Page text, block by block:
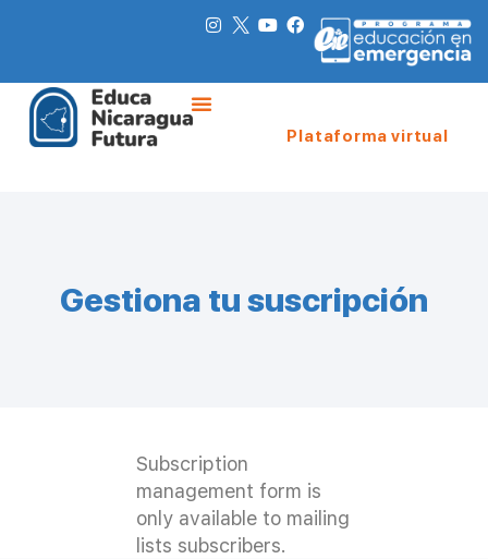
Plataforma virtual
Gestiona tu suscripción
Subscription
management form is
only available to mailing
lists subscribers.